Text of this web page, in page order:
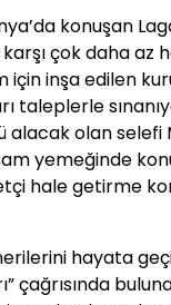
konuşan
çok daha
için inşa edilen
taleplerle
alacak olan selefi
yemeğinde
hale getirme
hayata
çağrısında